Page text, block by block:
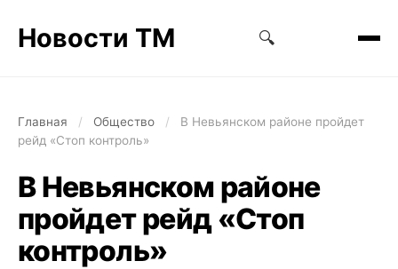
Новости ТМ 🔍
Главная / Общество /
В Невьянском районе пройдет
рейд «Стоп контроль»
В Невьянском районе
пройдет рейд «Стоп
контроль»